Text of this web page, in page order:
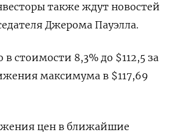
также ждут новостей
Джерома Пауэлла.
в стоимости 8,3% до $112,5​ за
максимума в $117,69
цен в ближайшие